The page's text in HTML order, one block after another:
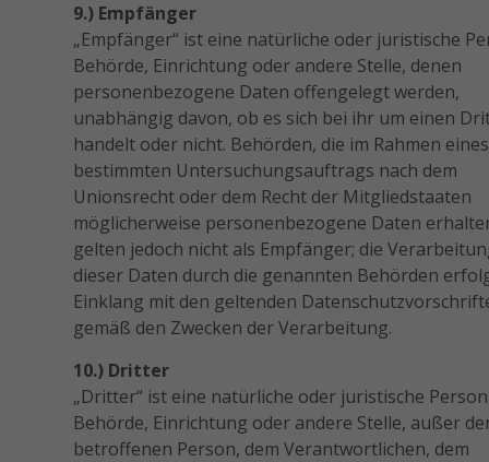
9.) Empfänger
„Empfänger“ ist eine natürliche oder juristische
Behörde, Einrichtung oder andere Stelle, denen
personenbezogene Daten offengelegt werden,
unabhängig davon, ob es sich bei ihr um einen
handelt oder nicht. Behörden, die im Rahmen eines
bestimmten Untersuchungsauftrags nach dem
Unionsrecht oder dem Recht der Mitgliedstaaten
möglicherweise personenbezogene Daten
gelten jedoch nicht als Empfänger; die
dieser Daten durch die genannten Behörden
Einklang mit den geltenden
gemäß den Zwecken der Verarbeitung.
10.) Dritter
„Dritter“ ist eine natürliche oder juristische
Behörde, Einrichtung oder andere Stelle, außer
betroffenen Person, dem Verantwortlichen, dem